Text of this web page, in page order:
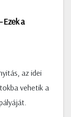
Ezek a
az idei
vehetik a